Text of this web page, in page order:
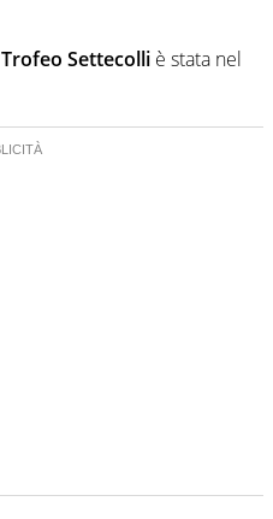
Trofeo Settecolli è stata nel